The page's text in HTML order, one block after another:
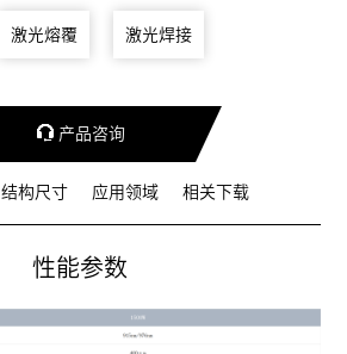
激光熔覆 激光焊接
 产品咨询
结构尺寸 应用领域 相关下载
性能参数